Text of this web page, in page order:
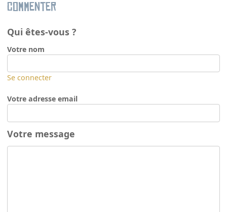
Commenter
Qui êtes-vous ?
Votre nom
Se connecter
Votre adresse email
Votre message